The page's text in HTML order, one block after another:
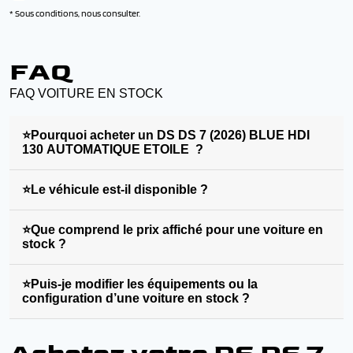
* Sous conditions, nous consulter.
FAQ
FAQ VOITURE EN STOCK
⭐Pourquoi acheter un DS DS 7 (2026) BLUE HDI
130 AUTOMATIQUE ETOILE ?
⭐Le véhicule est-il disponible ?
⭐Que comprend le prix affiché pour une voiture en
stock ?
⭐Puis-je modifier les équipements ou la
configuration d’une voiture en stock ?